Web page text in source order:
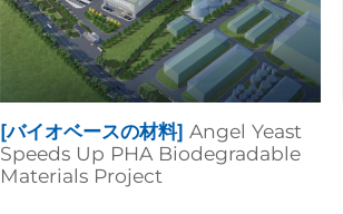
[バイオベースの材料] Angel Yeast
Speeds Up PHA Biodegradable
Materials Project